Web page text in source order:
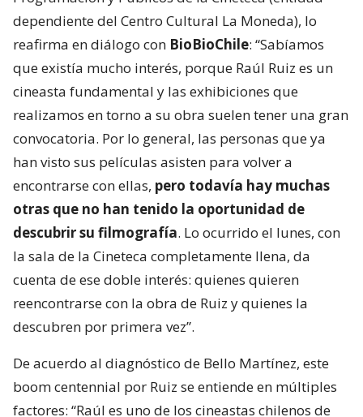
dependiente del Centro Cultural La Moneda), lo
reafirma en diálogo con BioBioChile: “Sabíamos
que existía mucho interés, porque Raúl Ruiz es un
cineasta fundamental y las exhibiciones que
realizamos en torno a su obra suelen tener una gran
convocatoria. Por lo general, las personas que ya
han visto sus películas asisten para volver a
encontrarse con ellas, pero todavía hay muchas
otras que no han tenido la oportunidad de
descubrir su filmografía. Lo ocurrido el lunes, con
la sala de la Cineteca completamente llena, da
cuenta de ese doble interés: quienes quieren
reencontrarse con la obra de Ruiz y quienes la
descubren por primera vez”.
De acuerdo al diagnóstico de Bello Martínez, este
boom centennial por Ruiz se entiende en múltiples
factores: “Raúl es uno de los cineastas chilenos de